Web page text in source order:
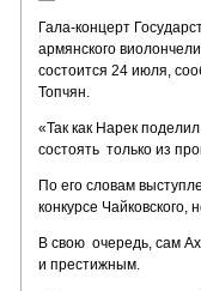
Гала-концерт
армянского
состоится 24 июля,
Топчян.
«Так как Нарек
состоять только из
По его словам
конкурсе
В свою очередь, сам
и престижным.